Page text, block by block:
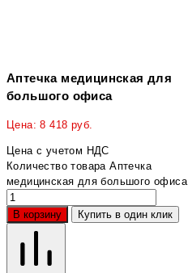
Аптечка медицинская для
большого офиса
Цена:8 418 руб.
Цена с учетом НДС
Количество товара Аптечка
медицинская для большого офиса
В корзину Купить в один клик